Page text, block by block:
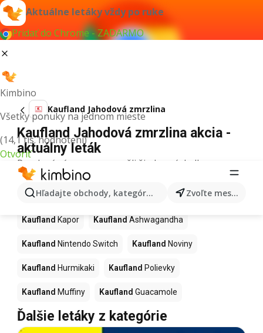
Aktuálne letáky vždy po ruke
Pridať do Chrome - ZADARMO
Kimbino
Všetky ponuky na jednom mieste
(14,1 tis. hodnotení)
Otvoriť
Hľadajte obchody, kategórie, produkty... Zvoľte mesto
Kaufland Jahodová zmrzlina
Kaufland Jahodová zmrzlina akcia -
aktuálny leták
Pre daný výraz sme nenašli žiadne výsledky.
Ďalšie produkty v obchodoch
Kaufland
Kaufland Kapor Kaufland Ashwagandha
Kaufland Nintendo Switch Kaufland Noviny
Kaufland Hurmikaki Kaufland Polievky
Kaufland Muffiny Kaufland Guacamole
Ďalšie letáky z kategórie